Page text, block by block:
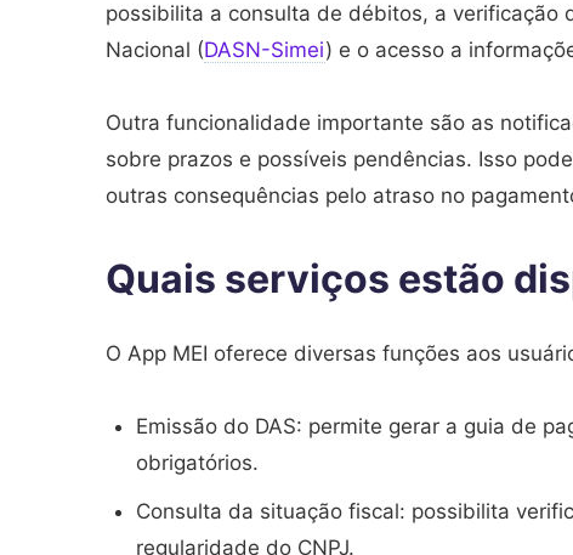
possibilita a consulta de débitos, a verificação
Nacional (DASN-Simei) e o acesso a
Outra funcionalidade importante são as
sobre prazos e possíveis pendências. Isso
outras consequências pelo atraso no
Quais serviços estão
O App MEI oferece diversas funções aos
Emissão do DAS: permite gerar a guia de
obrigatórios.
Consulta da situação fiscal: possibilita
regularidade do CNPJ.